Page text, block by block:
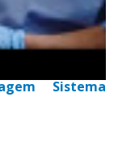
Sistema